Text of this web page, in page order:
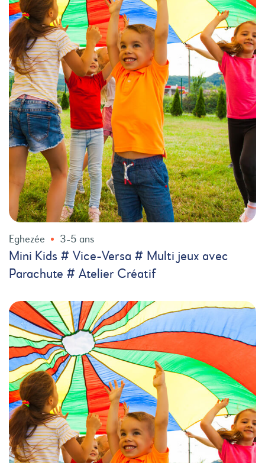
Eghezée 3-5 ans
Mini Kids # Vice-Versa # Multi jeux avec
Parachute # Atelier Créatif